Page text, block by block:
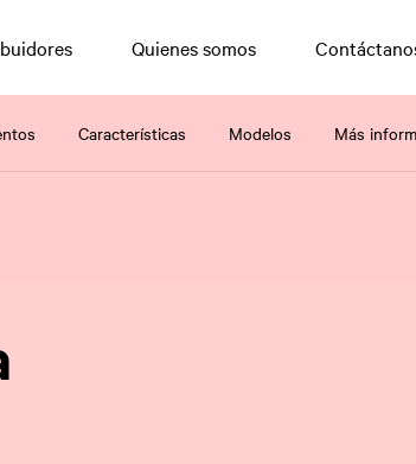
Quienes somos
Características Modelos Más